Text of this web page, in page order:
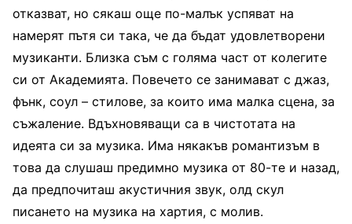
отказват, но сякаш още по-малък успяват на
намерят пътя си така, че да бъдат удовлетворени
музиканти. Близка съм с голяма част от колегите
си от Академията. Повечето се занимават с джаз,
фънк, соул – стилове, за които има малка сцена, за
съжаление. Вдъхновяващи са в чистотата на
идеята си за музика. Има някакъв романтизъм в
това да слушаш предимно музика от 80-те и назад,
да предпочиташ акустичния звук, олд скул
писането на музика на хартия, с молив.